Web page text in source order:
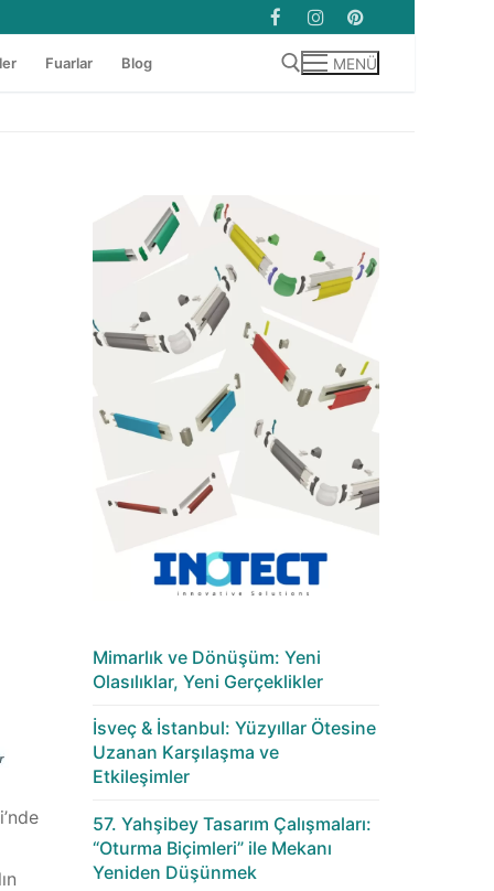
Fuarlar Blog MENÜ
Mimarlık ve Dönüşüm: Yeni
Olasılıklar, Yeni Gerçeklikler
İsveç & İstanbul: Yüzyıllar Ötesine
Uzanan Karşılaşma ve
Etkileşimler
57. Yahşibey Tasarım Çalışmaları:
“Oturma Biçimleri” ile Mekanı
Yeniden Düşünmek